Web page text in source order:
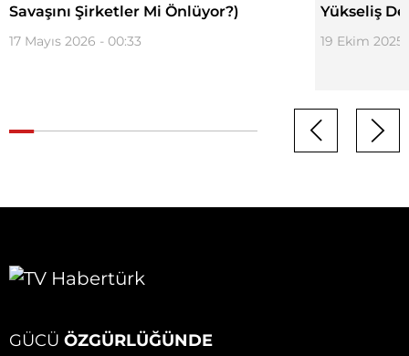
Savaşını Şirketler Mi Önlüyor?)
17 Mayıs 2026 - 00:33
Yükseliş
19 Ekim 2025
GÜCÜ ÖZGÜRLÜĞÜNDE